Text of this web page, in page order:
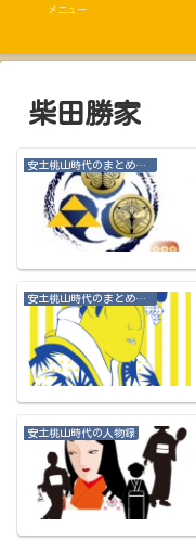
柴田勝家
安土桃山時代のまとめ・その他記事
安土桃山時代のまとめ・その他記事
安土桃山時代の人物録
メニュー